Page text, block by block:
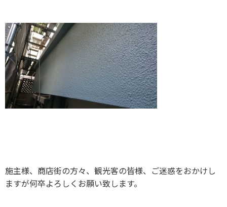
施主様、商店街の方々、観光客の皆様、ご迷惑をおかけし
ますが何卒よろしくお願い致します。